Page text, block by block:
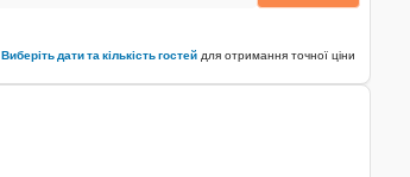
Виберіть дати та кількість гостей для отримання точної ціни